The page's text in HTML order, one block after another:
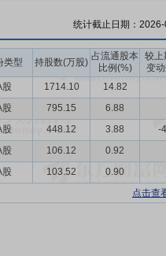
统计截止日期：
类型 持股数(万股)
占流通股本
比例(%)
较上
变
股 1714.10
14.82
股 795.15
6.88
股 448.12 3.88
-
股 106.12
0.92
股 103.52
0.90
点击查